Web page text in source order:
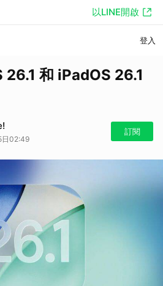
以LINE開啟
登入
和 iPadOS 26.1
日02:49
訂閱